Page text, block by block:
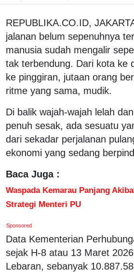
REPUBLIKA.CO.ID,
jalanan belum sepenuhnya
manusia sudah mengalir
tak terbendung. Dari kota ke
ke pinggiran, jutaan orang
ritme yang sama, mudik.
Di balik wajah-wajah lelah
penuh sesak, ada sesuatu
dari sekadar perjalanan
ekonomi yang sedang
Baca Juga :
Waspada Kemarau Panjang
Strategi Menteri PU
Sponsored
Data Kementerian
sejak H-8 atau 13 Maret
Lebaran, sebanyak